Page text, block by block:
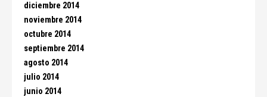
diciembre 2014
noviembre 2014
octubre 2014
septiembre 2014
agosto 2014
julio 2014
junio 2014